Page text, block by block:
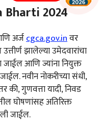
Bharti 2024
अर्जcgca.gov.inवर
झालेल्या उमेदवारांचा
जाईल आणि ज्यांना नियुक्त
नवीन नोकरीच्या संधी,
की, गुणवत्ता यादी, निवड
घोषणांसह अतिरिक्त
जाईल.